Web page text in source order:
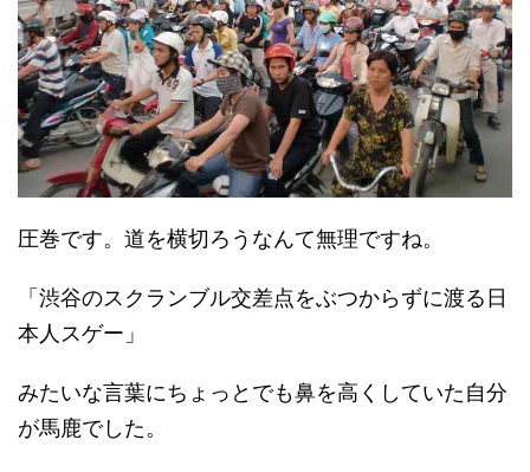
圧巻です。道を横切ろうなんて無理ですね。
「渋谷のスクランブル交差点をぶつからずに渡る日
本人スゲー」
みたいな言葉にちょっとでも鼻を高くしていた自分
が馬鹿でした。